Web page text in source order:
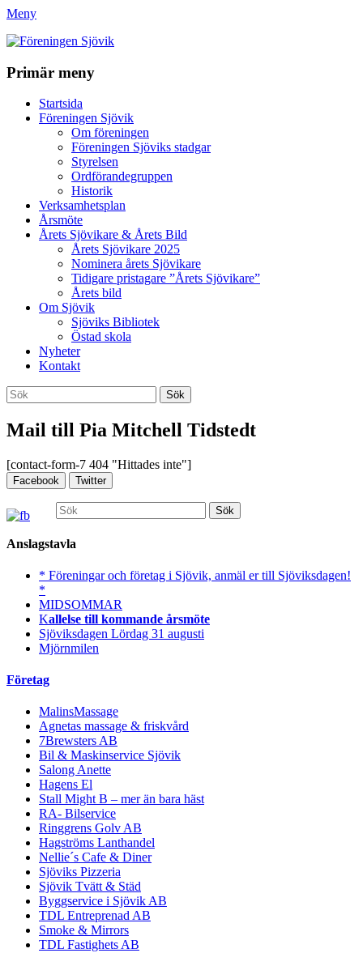
Meny
Föreningen Sjövik
Primär meny
Startsida
Föreningen Sjövik
Om föreningen
Föreningen Sjöviks stadgar
Styrelsen
Ordförandegruppen
Historik
Verksamhetsplan
Årsmöte
Årets Sjövikare & Årets Bild
Årets Sjövikare 2025
Nominera årets Sjövikare
Tidigare pristagare ”Årets Sjövikare”
Årets bild
Om Sjövik
Sjöviks Bibliotek
Östad skola
Nyheter
Kontakt
Sök
Sök
efter:
Mail till Pia Mitchell Tidstedt
[contact-form-7 404 "Hittades inte"]
Facebook Twitter
Sök
efter:
Anslagstavla
* Föreningar och företag i Sjövik, anmäl er till Sjöviksdagen!
*
MIDSOMMAR
Kallelse till kommande årsmöte
Sjöviksdagen Lördag 31 augusti
Mjörnmilen
Företag
MalinsMassage
Agnetas massage & friskvård
7Brewsters AB
Bil & Maskinservice Sjövik
Salong Anette
Hagens El
Stall Might B – mer än bara häst
RA- Bilservice
Ringgrens Golv AB
Hagströms Lanthandel
Nellie´s Cafe & Diner
Sjöviks Pizzeria
Sjövik Tvätt & Städ
Byggservice i Sjövik AB
TDL Entreprenad AB
Smoke & Mirrors
TDL Fastighets AB